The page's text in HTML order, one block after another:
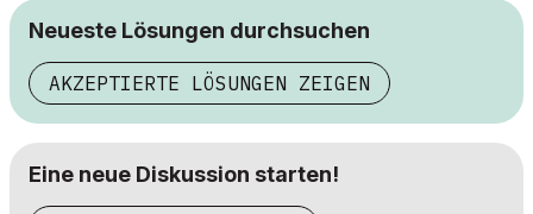
Neueste Lösungen durchsuchen
AKZEPTIERTE LÖSUNGEN ZEIGEN
Eine neue Diskussion starten!